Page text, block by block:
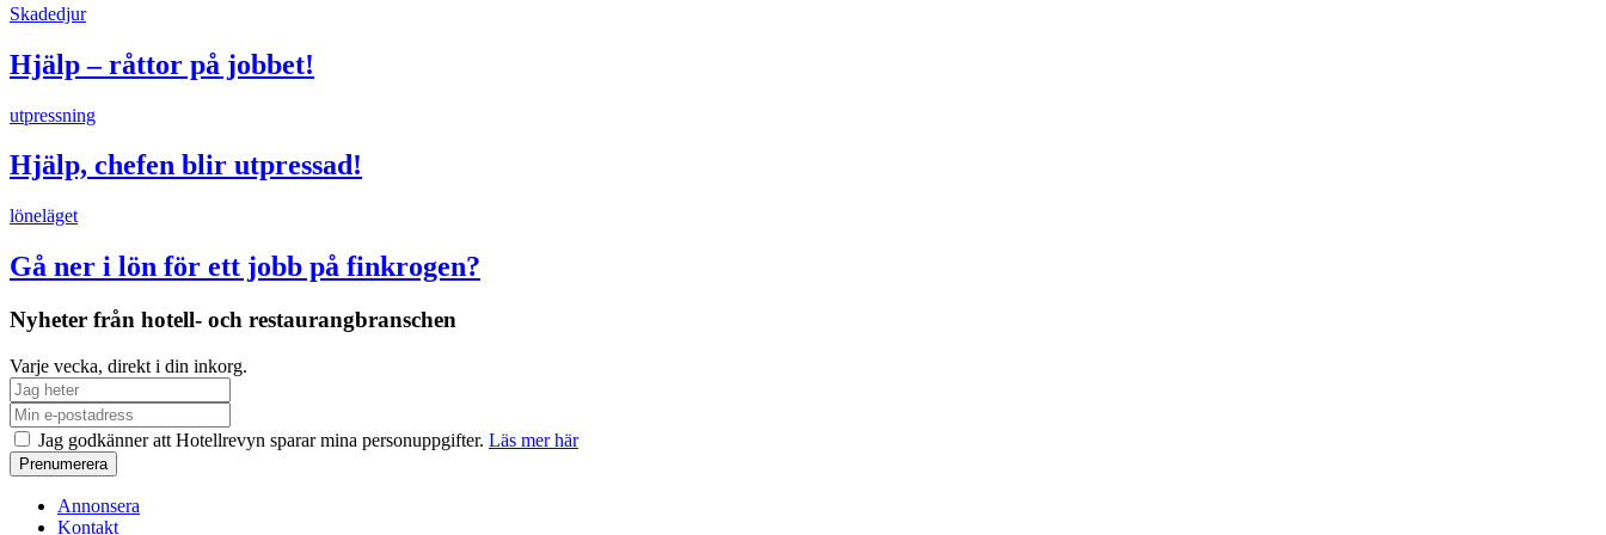
Skadedjur
Hjälp – råttor på jobbet!
utpressning
Hjälp, chefen blir utpressad!
löneläget
Gå ner i lön för ett jobb på finkrogen?
Nyheter från hotell- och restaurangbranschen
Varje vecka, direkt i din inkorg.
Jag godkänner att Hotellrevyn sparar mina personuppgifter. Läs mer här
Annonsera
Kontakt